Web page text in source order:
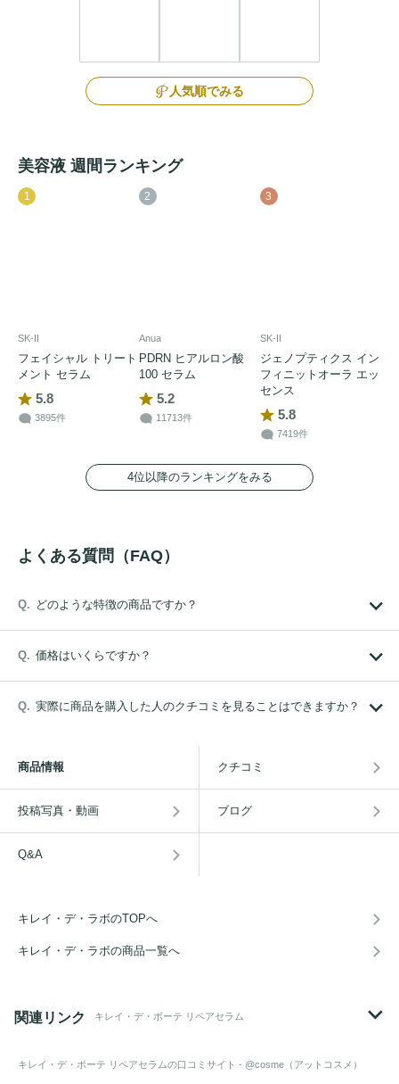
人気順でみる
美容液 週間ランキング
1
SK-II
フェイシャル トリート
メント セラム
5.8
3895件
2
Anua
PDRN ヒアルロン酸
100 セラム
5.2
11713件
3
SK-II
ジェノプティクス イン
フィニットオーラ エッ
センス
5.8
7419件
4位以降のランキングをみる
よくある質問（FAQ）
どのような特徴の商品ですか？
価格はいくらですか？
実際に商品を購入した人のクチコミを見ることはできますか？
商品情報 クチコミ
投稿写真・動画 ブログ
Q&A
キレイ・デ・ラボのTOPへ
キレイ・デ・ラボの商品一覧へ
関連リンク キレイ・デ・ボーテ リペアセラム
キレイ・デ・ボーテ リペアセラムの口コミサイト - @cosme（アットコスメ）